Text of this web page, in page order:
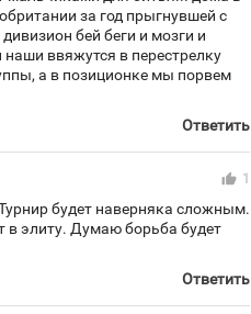
за год прыгнувшей с
бей беги и мозги и
ввяжутся в перестрелку
а в позиционке мы порвем
Ответить
thumb_up 1
будет наверняка сложным.
в элиту. Думаю борьба будет
Ответить